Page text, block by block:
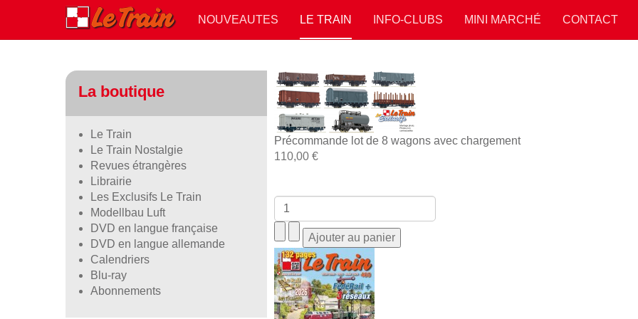
NOUVEAUTES LE TRAIN INFO-CLUBS MINI MARCHÉ CONTACT
Précommande lot de 8 wagons avec chargement
110,00 €
La boutique
Le Train
Le Train Nostalgie
Revues étrangères
Librairie
Les Exclusifs Le Train
Modellbau Luft
DVD en langue française
DVD en langue allemande
Calendriers
Blu-ray
Abonnements